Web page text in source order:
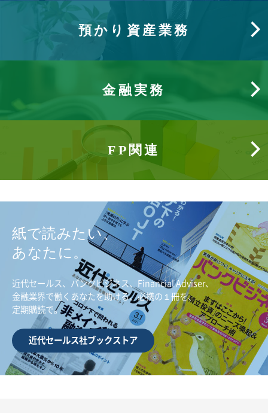
預かり資産業務
金融実務
FP関連
紙で読みたい、
あなたに。
近代セールス、バンクビジネス、Financial Adviser、
金融業界で働くあなたを助ける、必携の１冊を、
定期購読で。
近代セールス社ブックストア